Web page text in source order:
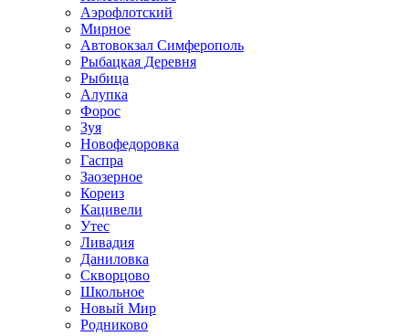
Аэрофлотский
Мирное
Автовокзал Симферополь
Рыбацкая Деревня
Рыбица
Алупка
Форос
Зуя
Новофедоровка
Гаспра
Заозерное
Кореиз
Кацивели
Утес
Ливадия
Даниловка
Скворцово
Школьное
Новый Мир
Родниково